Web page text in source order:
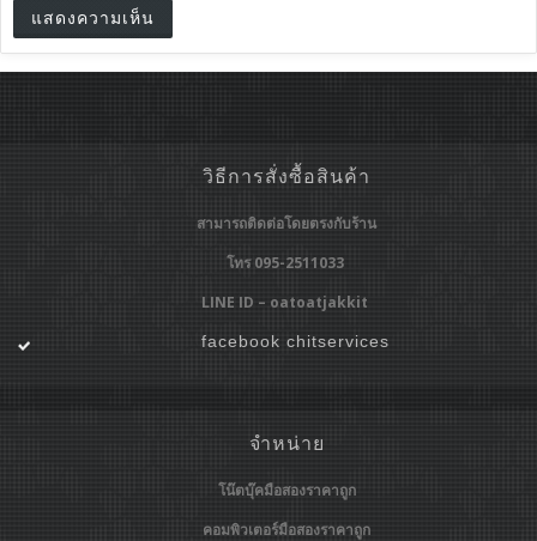
วิธีการสั่งซื้อสินค้า
สามารถติดต่อโดยตรงกับร้าน
โทร 095-2511033
LINE ID – oatoatjakkit
facebook chitservices
จำหน่าย
โน๊ตบุ๊คมือสองราคาถูก
คอมพิวเตอร์มือสองราคาถูก